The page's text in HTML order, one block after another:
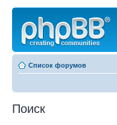
Список форумов
Поиск